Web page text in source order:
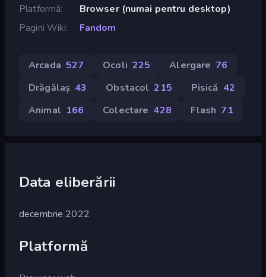
Platformă
Browser (numai pentru desktop)
Pagini Wiki
Fandom
Arcada 527 Ocoli 225 Alergare 76
Drăgălaș 43 Obstacol 215 Pisică 42
Animal 166 Colectare 428 Flash 71
Data eliberării
decembrie 2022
Platformă